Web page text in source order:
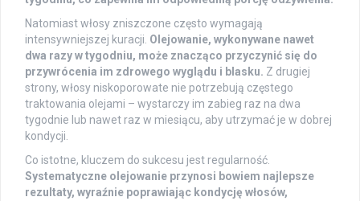
Natomiast włosy zniszczone często wymagają
intensywniejszej kuracji. Olejowanie, wykonywane nawet
dwa razy w tygodniu, może znacząco przyczynić się do
przywrócenia im zdrowego wyglądu i blasku. Z drugiej
strony, włosy niskoporowate nie potrzebują częstego
traktowania olejami – wystarczy im zabieg raz na dwa
tygodnie lub nawet raz w miesiącu, aby utrzymać je w dobrej
kondycji.
Co istotne, kluczem do sukcesu jest regularność.
Systematyczne olejowanie przynosi bowiem najlepsze
rezultaty, wyraźnie poprawiając kondycję włosów,